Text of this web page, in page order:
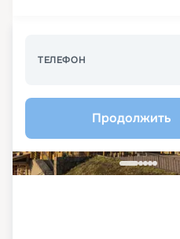
ТЕЛЕФОН
Продолжить